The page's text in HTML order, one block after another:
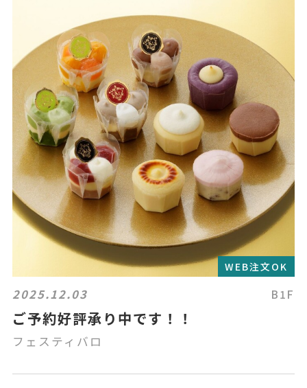
WEB注文OK
2025.12.03 B1F
ご予約好評承り中です！！
フェスティバロ